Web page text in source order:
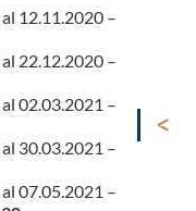
12.11.2020 –
22.12.2020 –
02.03.2021 –
30.03.2021 –
07.05.2021 –